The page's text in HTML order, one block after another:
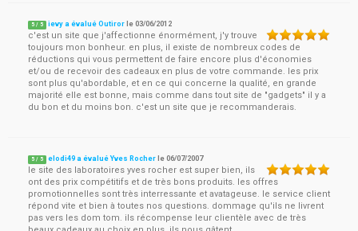
5 / 5 ievy a évalué Outiror le03/06/2012
c'est un site que j'affectionne énormément, j'y trouve
toujours mon bonheur. en plus, il existe de nombreux codes de
réductions qui vous permettent de faire encore plus d'économies
et/ou de recevoir des cadeaux en plus de votre commande. les prix
sont plus qu'abordable, et en ce qui concerne la qualité, en grande
majorité elle est bonne, mais comme dans tout site de "gadgets" il y a
du bon et du moins bon. c'est un site que je recommanderais.
5 / 5 elodi49 a évalué Yves Rocher le06/07/2007
le site des laboratoires yves rocher est super bien, ils
ont des prix compétitifs et de très bons produits. les offres
promotionnelles sont très interressante et avatageuse. le service client
répond vite et bien à toutes nos questions. dommage qu'ils ne livrent
pas vers les dom tom. ils récompense leur clientèle avec de très